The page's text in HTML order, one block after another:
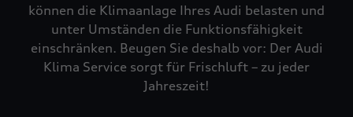
können die Klimaanlage Ihres Audi belasten und
unter Umständen die Funktionsfähigkeit
einschränken. Beugen Sie deshalb vor: Der Audi
Klima Service sorgt für Frischluft – zu jeder
Jahreszeit!